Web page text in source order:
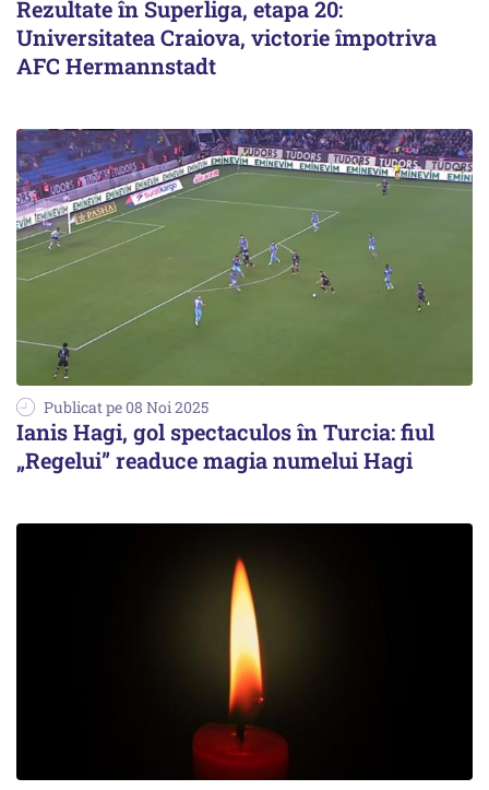
Rezultate în Superliga, etapa 20:
Universitatea Craiova, victorie împotriva
AFC Hermannstadt
Publicat pe 08 Noi 2025
Ianis Hagi, gol spectaculos în Turcia: fiul
„Regelui” readuce magia numelui Hagi